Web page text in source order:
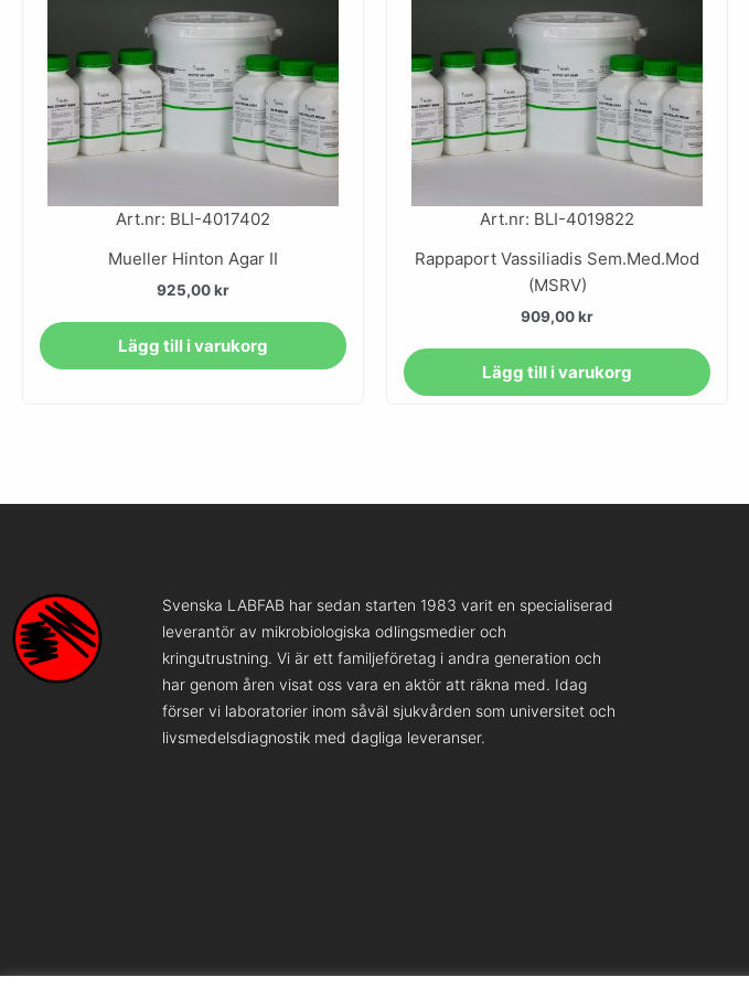
Art.nr: BLI-4017402
Mueller Hinton Agar II
925,00kr
Lägg till i varukorg
Art.nr: BLI-4019822
Rappaport Vassiliadis Sem.Med.Mod
(MSRV)
909,00kr
Lägg till i varukorg
Svenska LABFAB har sedan starten 1983 varit en specialiserad
leverantör av mikrobiologiska odlingsmedier och
kringutrustning. Vi är ett familjeföretag i andra generation och
har genom åren visat oss vara en aktör att räkna med. Idag
förser vi laboratorier inom såväl sjukvården som universitet och
livsmedelsdiagnostik med dagliga leveranser.